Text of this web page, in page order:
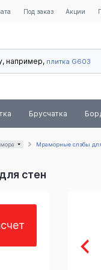
Под заказ Акции
например, плитка G603
Брусчатка
Мраморные слэбы
стен